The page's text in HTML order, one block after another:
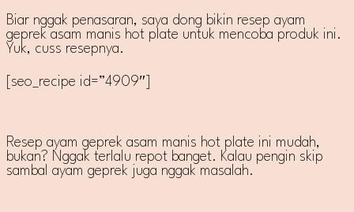
Biar nggak penasaran, saya dong bikin resep ayam
geprek asam manis hot plate untuk mencoba produk ini.
Yuk, cuss resepnya.
[seo_recipe id=”4909″]
Resep ayam geprek asam manis hot plate ini mudah,
bukan? Nggak terlalu repot banget. Kalau pengin skip
sambal ayam geprek juga nggak masalah.